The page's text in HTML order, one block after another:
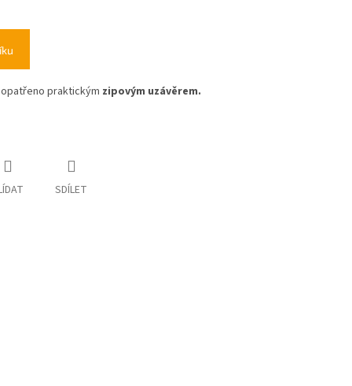
praktickým zipovým uzávěrem.
SDÍLET